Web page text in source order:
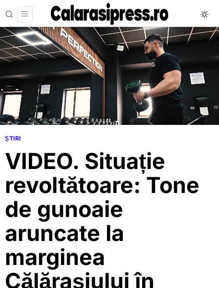
ȘTIRI
VIDEO. Situație
revoltătoare: Tone
de gunoaie
aruncate la
marginea
Călărașiului în